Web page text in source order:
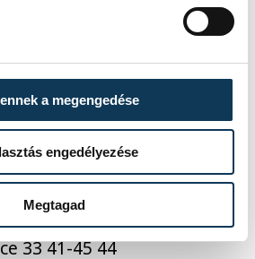
a megengedése
engedélyezése
Megtagad
33 64-42 58
40 57
32 51-38 57
53-47 57
33 52-40 49
45 48
53 48
56-50 46
33 41-45 44